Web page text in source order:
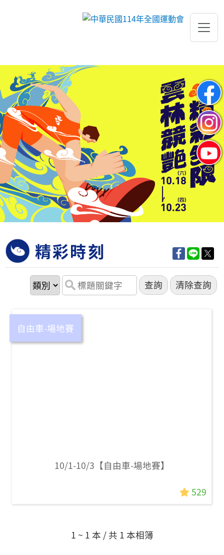
跳到主要內容
精彩時刻
自由車-場地賽
10/1-10/3【自由車-場地賽】
529
1 ~ 1 本 / 共 1 本相簿